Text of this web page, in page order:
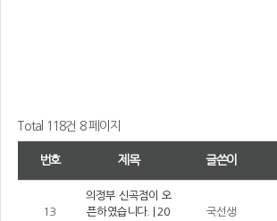
Total 118건 8 페이지
번호 제목 글쓴이
13
의정부 신곡점이 오
픈하였습니다. | 20
국선생